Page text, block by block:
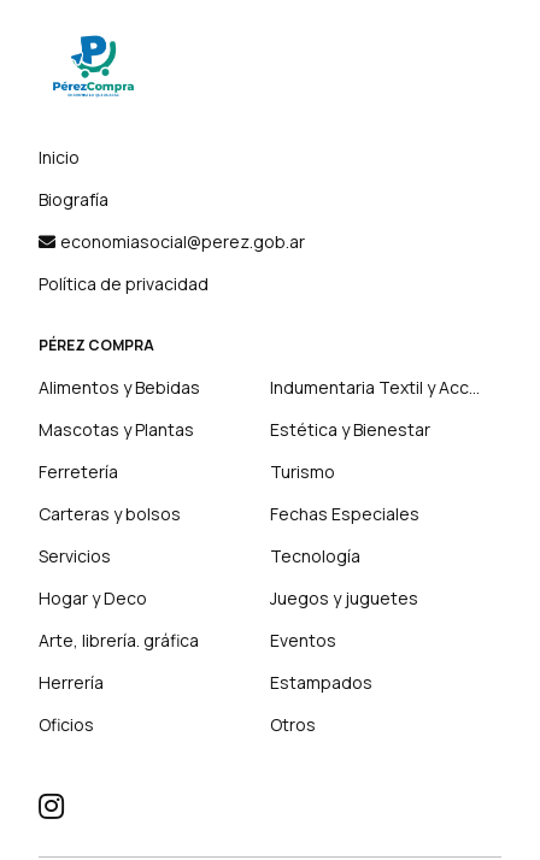
Inicio
Biografía
economiasocial@perez.gob.ar
Política de privacidad
PÉREZ COMPRA
Alimentos y Bebidas
Indumentaria Textil y Accesorios
Mascotas y Plantas
Estética y Bienestar
Ferretería
Turismo
Carteras y bolsos
Fechas Especiales
Servicios
Tecnología
Hogar y Deco
Juegos y juguetes
Arte, librería. gráfica
Eventos
Herrería
Estampados
Oficios
Otros